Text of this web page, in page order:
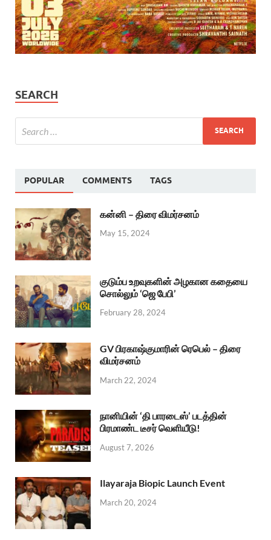
SEARCH
POPULAR COMMENTS TAGS
கன்னி – திரை விமர்சனம்
May 15, 2024
குடும்ப உறவுகளின் அழகான கதையை
சொல்லும் ‘ஜெ பேபி’
February 28, 2024
GV பிரகாஷ்குமாரின் ரெபெல் – திரை
விமர்சனம்
March 22, 2024
நானியின் ‘தி பாரடைஸ்’ படத்தின்
பிரமாண்ட டீசர் வெளியீடு!
August 7, 2026
Ilayaraja Biopic Launch Event
March 20, 2024